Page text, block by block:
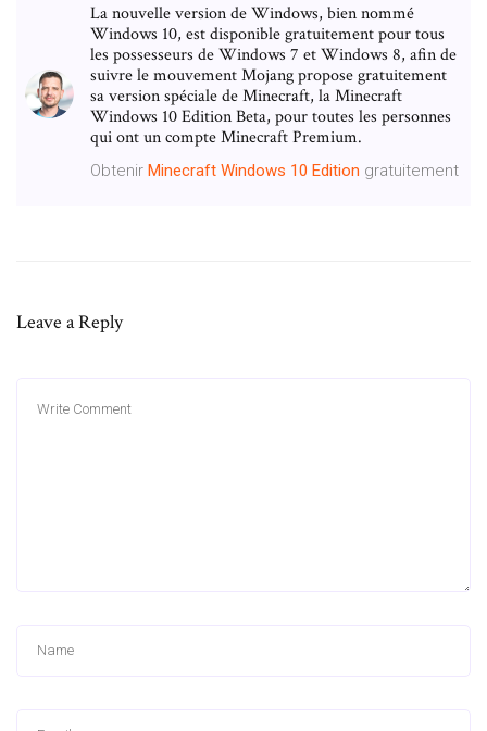
La nouvelle version de Windows, bien nommé
Windows 10, est disponible gratuitement pour tous
les possesseurs de Windows 7 et Windows 8, afin de
suivre le mouvement Mojang propose gratuitement
sa version spéciale de Minecraft, la Minecraft
Windows 10 Edition Beta, pour toutes les personnes
qui ont un compte Minecraft Premium.
Obtenir Minecraft Windows 10 Edition gratuitement
Leave a Reply